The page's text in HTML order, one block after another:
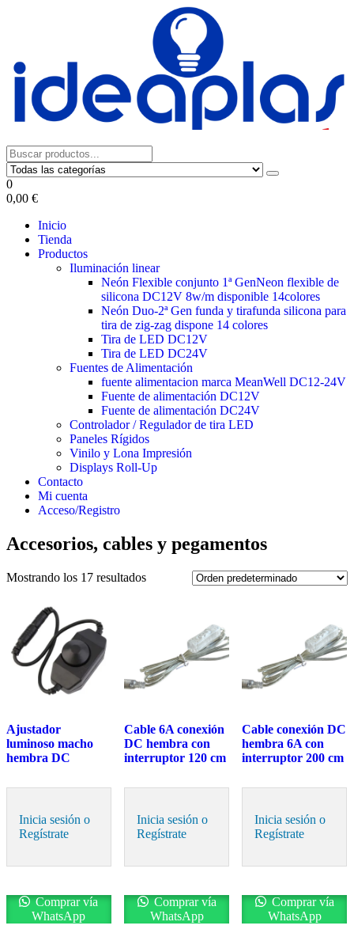
0
0,00 €
Inicio
Tienda
Productos
Iluminación linear
Neón Flexible conjunto 1ª GenNeon flexible de
silicona DC12V 8w/m disponible 14colores
Neón Duo-2ª Gen funda y tirafunda silicona para
tira de zig-zag dispone 14 colores
Tira de LED DC12V
Tira de LED DC24V
Fuentes de Alimentación
fuente alimentacion marca MeanWell DC12-24V
Fuente de alimentación DC12V
Fuente de alimentación DC24V
Controlador / Regulador de tira LED
Paneles Rígidos
Vinilo y Lona Impresión
Displays Roll-Up
Contacto
Mi cuenta
Acceso/Registro
Accesorios, cables y pegamentos
Mostrando los 17 resultados
Ajustador
luminoso macho
hembra DC
Inicia sesión o
Regístrate
Comprar vía
WhatsApp
Cable 6A conexión
DC hembra con
interruptor 120 cm
Inicia sesión o
Regístrate
Comprar vía
WhatsApp
Cable conexión DC
hembra 6A con
interruptor 200 cm
Inicia sesión o
Regístrate
Comprar vía
WhatsApp